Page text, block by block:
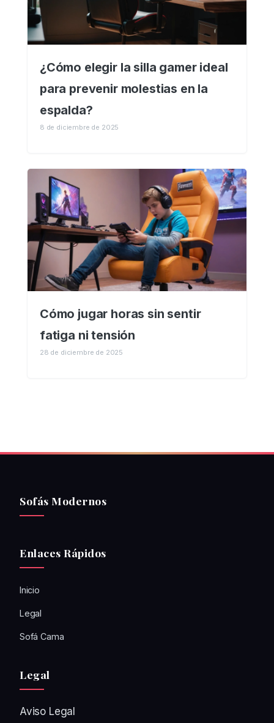
¿Cómo elegir la silla gamer ideal
para prevenir molestias en la
espalda?
8 de diciembre de 2025
Cómo jugar horas sin sentir
fatiga ni tensión
28 de diciembre de 2025
Sofás Modernos
Enlaces Rápidos
Inicio
Legal
Sofá Cama
Legal
Aviso Legal